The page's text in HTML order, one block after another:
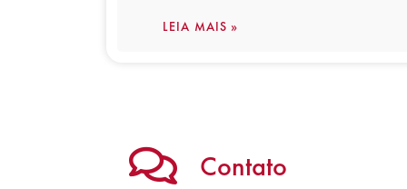
LEIA MAIS »
Contato